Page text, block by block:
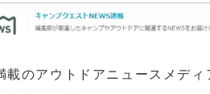
載のアウトドアニュースメデ